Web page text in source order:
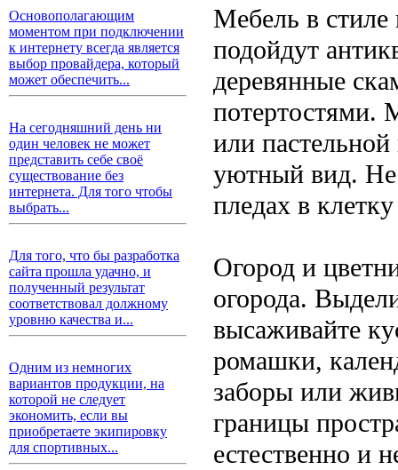
Основополагающим
моментом при подключении
к интернету всегда является
выбор провайдера, который
может обеспечить...
На сегодняшний день ни
один человек не может
представить себе своё
существование без
интернета. Для того чтобы
выбрать...
Для того, что бы разработка
сайта прошла удачно, и
полученный результат
соответствовал должному
уровню качества и...
Одним из немногих
вариантов продукции, на
которой не следует
экономить, если вы
приобретаете экипировку
для спортивных...
Мебель в стиле
подойдут
деревянные
потертостями.
или
уютный вид. Не
пледах в
Огород и
огорода.
высаживайте
ромашки,
заборы или
границы
естественно и